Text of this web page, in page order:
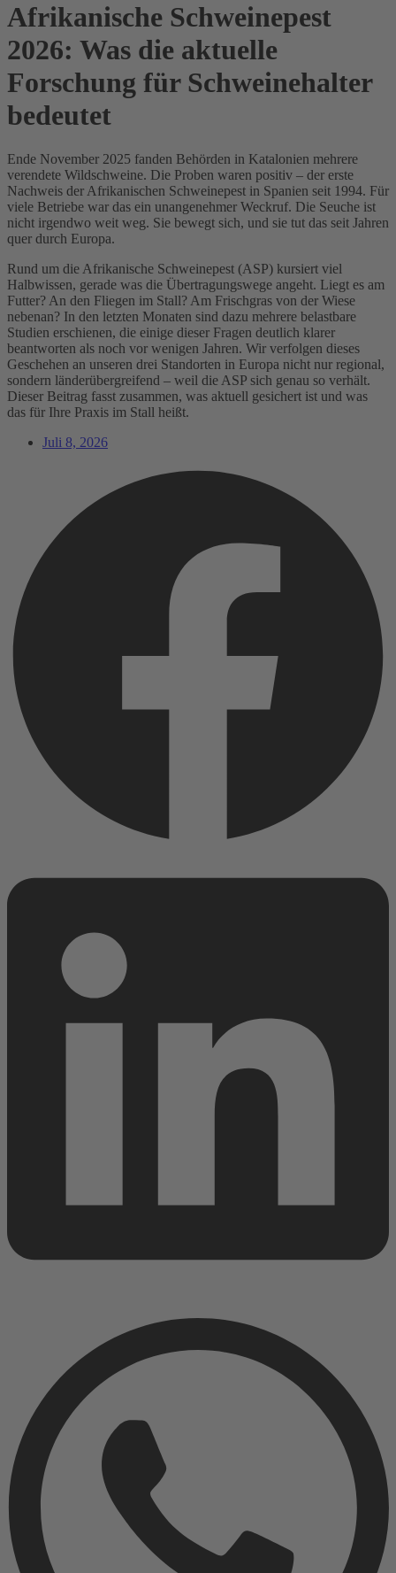
Afrikanische Schweinepest
2026: Was die aktuelle
Forschung für Schweinehalter
bedeutet
Ende November 2025 fanden Behörden in Katalonien mehrere
verendete Wildschweine. Die Proben waren positiv – der erste
Nachweis der Afrikanischen Schweinepest in Spanien seit 1994. Für
viele Betriebe war das ein unangenehmer Weckruf. Die Seuche ist
nicht irgendwo weit weg. Sie bewegt sich, und sie tut das seit Jahren
quer durch Europa.
Rund um die Afrikanische Schweinepest (ASP) kursiert viel
Halbwissen, gerade was die Übertragungswege angeht. Liegt es am
Futter? An den Fliegen im Stall? Am Frischgras von der Wiese
nebenan? In den letzten Monaten sind dazu mehrere belastbare
Studien erschienen, die einige dieser Fragen deutlich klarer
beantworten als noch vor wenigen Jahren. Wir verfolgen dieses
Geschehen an unseren drei Standorten in Europa nicht nur regional,
sondern länderübergreifend – weil die ASP sich genau so verhält.
Dieser Beitrag fasst zusammen, was aktuell gesichert ist und was
das für Ihre Praxis im Stall heißt.
Juli 8, 2026